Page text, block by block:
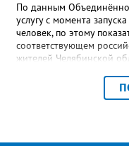
По данным
услугу с момента
человек, по этому
соответствующем
жителей Челябинской
снятие. В целом не
лишним тысячи